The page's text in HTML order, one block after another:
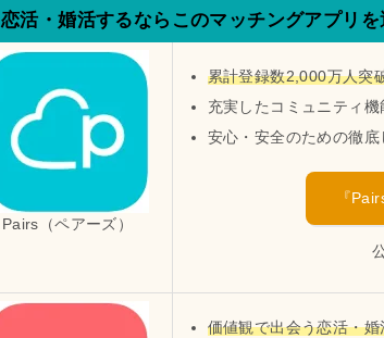
恋活・婚活するならこのマッチングアプリ
Pairs（ペアーズ）
累計登録数2,000万人突
充実したコミュニティ
安心・安全のための徹
『
価値観で出会う恋活・